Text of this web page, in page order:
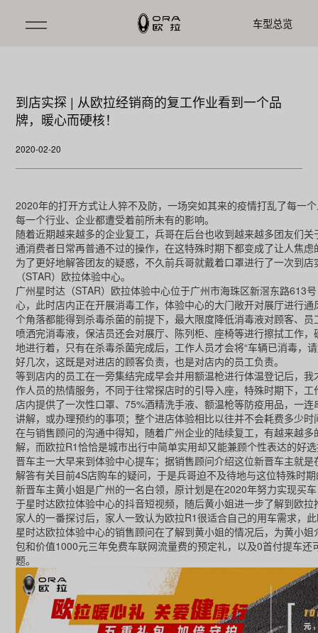
车型总览
到店实探 | 从欧拉经销商的复工作业看到一个品
牌，暖心而硬核！
2020-02-20
2020年的打开方式让人猝不及防，一场突如其来的疫情打乱了每一
每一个行业、企业都遭受着前所未有的影响。
随着近期越来越多的企业复工，兵哥在后台也收到越来越多团友们
通消费者日常再普通不过的操作，在这特殊时期下都变成了让人焦虑
为了更好地解答团友的疑惑，不久前兵哥就戴着口罩进行了一次到
（STAR）欧拉体验中心。
广州星时达（STAR）欧拉体验中心位于广州市海珠区新滘东路613
心，此时店内正在开展消毒工作，体验中心的大门敞开对展厅进行
个角落都能得到杀毒杀菌的前提下，最大限度降低消毒液对顾客、
喷洒完消毒液，保洁员还会对展厅、陈列柜、座椅等进行擦拭工作
地进行着，只有在杀毒杀菌完成后，工作人员才会将“车辆已消毒，
好几次，这既是对进店的顾客负责，也是对店内的员工负责。
等到店内的员工在一旁集结完成早会并用额温枪进行体温登记后，
作人员的热情服务，不同于往常探店时的引导入座，特殊时期下，
店内提供了一次性口罩、75%酒精洗手液、额温枪等防疫用品，一
讲解，或办理预约的事项；整个进店体验相比以往并不会耗费多少
在与销售顾问的沟通中得知，随着广州企业的陆续复工，有越来越
解，而欧拉R1恰恰是城市出行中简单实用却又能兼顾个性表达的好
晋车主一大早来到体验中心提车；据销售顾问介绍这位新晋车主就
解答有关目前4S店购车的疑问，于是兵哥迫不及待地与这位特殊时
新晋车主黄小姐是广州的一名白领，原计划是在2020年努力实现买
于星时达欧拉体验中心的抖音短视频，随后黄小姐进一步了解到欧
家人的一番探讨后，家人一致认为欧拉R1很适合自己的用车需求，
星时达欧拉体验中心的销售顾问在了解到黄小姐的情况后，为黄小
包和价值1000元三年免费车联网流量费的预定礼，以及0首付提车
题。